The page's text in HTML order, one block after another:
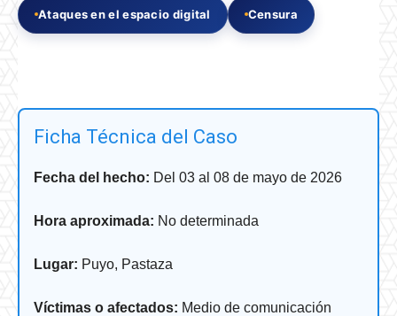
Ataques en el espacio digital Censura
Ficha Técnica del Caso
Fecha del hecho: Del 03 al 08 de mayo de 2026
Hora aproximada: No determinada
Lugar: Puyo, Pastaza
Víctimas o afectados: Medio de comunicación